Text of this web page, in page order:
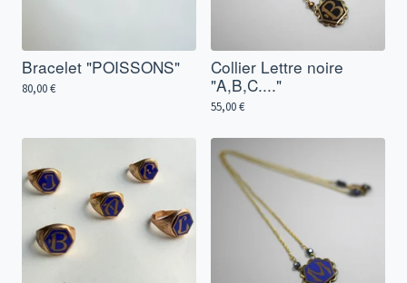
Bracelet "POISSONS"
80,00€
Collier Lettre noire
"A,B,C...."
55,00€